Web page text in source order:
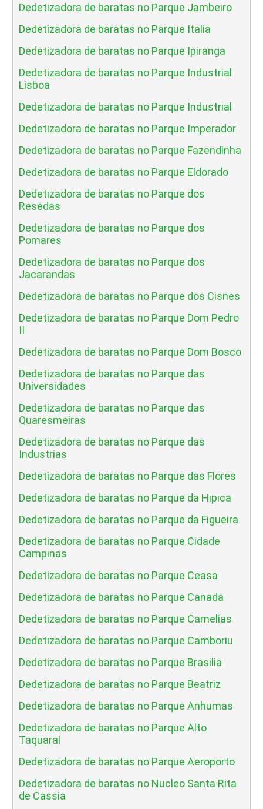
Dedetizadora de baratas no Parque Jambeiro
Dedetizadora de baratas no Parque Italia
Dedetizadora de baratas no Parque Ipiranga
Dedetizadora de baratas no Parque Industrial
Lisboa
Dedetizadora de baratas no Parque Industrial
Dedetizadora de baratas no Parque Imperador
Dedetizadora de baratas no Parque Fazendinha
Dedetizadora de baratas no Parque Eldorado
Dedetizadora de baratas no Parque dos
Resedas
Dedetizadora de baratas no Parque dos
Pomares
Dedetizadora de baratas no Parque dos
Jacarandas
Dedetizadora de baratas no Parque dos Cisnes
Dedetizadora de baratas no Parque Dom Pedro
II
Dedetizadora de baratas no Parque Dom Bosco
Dedetizadora de baratas no Parque das
Universidades
Dedetizadora de baratas no Parque das
Quaresmeiras
Dedetizadora de baratas no Parque das
Industrias
Dedetizadora de baratas no Parque das Flores
Dedetizadora de baratas no Parque da Hipica
Dedetizadora de baratas no Parque da Figueira
Dedetizadora de baratas no Parque Cidade
Campinas
Dedetizadora de baratas no Parque Ceasa
Dedetizadora de baratas no Parque Canada
Dedetizadora de baratas no Parque Camelias
Dedetizadora de baratas no Parque Camboriu
Dedetizadora de baratas no Parque Brasilia
Dedetizadora de baratas no Parque Beatriz
Dedetizadora de baratas no Parque Anhumas
Dedetizadora de baratas no Parque Alto
Taquaral
Dedetizadora de baratas no Parque Aeroporto
Dedetizadora de baratas no Nucleo Santa Rita
de Cassia